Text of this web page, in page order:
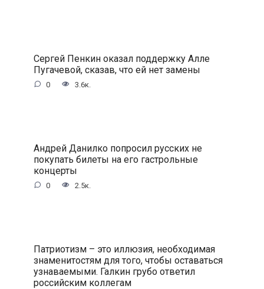
Сергей Пенкин оказал поддержку Алле
Пугачевой, сказав, что ей нет замены
0 3.6к.
Андрей Данилко попросил русских не
покупать билеты на его гастрольные
концерты
0 2.5к.
Патриотизм – это иллюзия, необходимая
знаменитостям для того, чтобы оставаться
узнаваемыми. Галкин грубо ответил
российским коллегам